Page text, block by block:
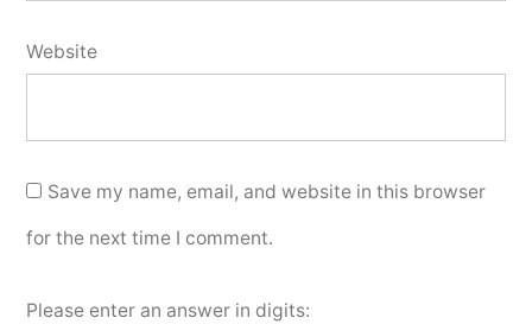
Website
Save my name, email, and website in this browser
for the next time I comment.
Please enter an answer in digits: